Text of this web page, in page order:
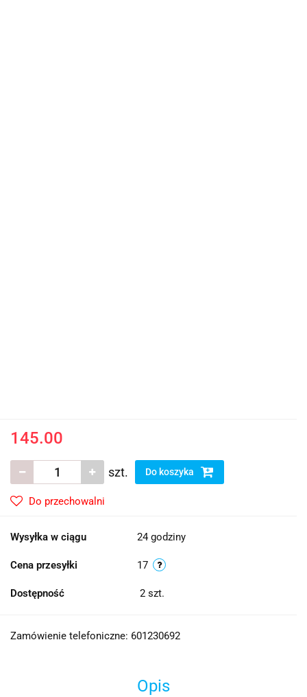
145.00
szt. Do koszyka
Do przechowalni
Wysyłka w ciągu 24 godziny
Cena przesyłki 17
Dostępność 2 szt.
Zamówienie telefoniczne: 601230692
Opis